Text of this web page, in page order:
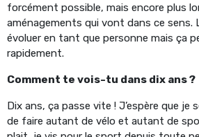
forcément possible, mais encore plus
aménagements qui vont dans ce
évoluer en tant que personne mais ça
rapidement.
Comment te vois-tu dans dix ans ?
Dix ans, ça passe vite ! J’espère que je
de faire autant de vélo et autant de